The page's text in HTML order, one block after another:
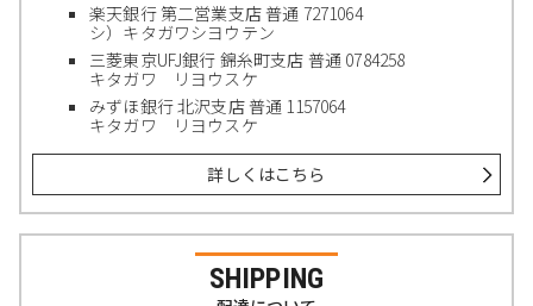
楽天銀行 第二営業支店 普通 7271064
シ）キタガワシヨウテン
三菱東京UFJ銀行 錦糸町支店 普通 0784258
キタガワ リヨウスケ
みずほ銀行 北沢支店 普通 1157064
キタガワ リヨウスケ
詳しくはこちら
SHIPPING